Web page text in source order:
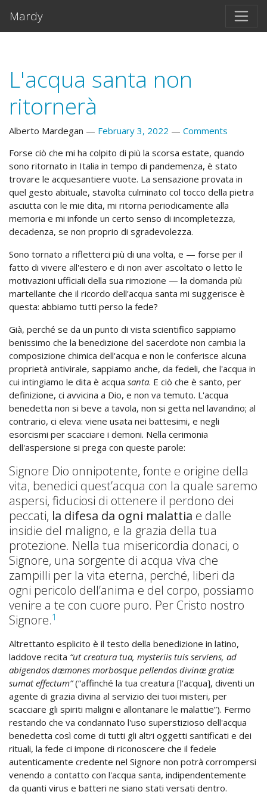
Mardy
L'acqua santa non
ritornerà
Alberto Mardegan February 3, 2022
Comments
Forse ciò che mi ha colpito di più la scorsa estate, quando
sono ritornato in Italia in tempo di pandemenza, è stato
trovare le acquesantiere vuote. La sensazione provata in
quel gesto abituale, stavolta culminato col tocco della pietra
asciutta con le mie dita, mi ritorna periodicamente alla
memoria e mi infonde un certo senso di incompletezza,
decadenza, se non proprio di sgradevolezza.
Sono tornato a rifletterci più di una volta, e — forse per il
fatto di vivere all'estero e di non aver ascoltato o letto le
motivazioni ufficiali della sua rimozione — la domanda più
martellante che il ricordo dell'acqua santa mi suggerisce è
questa: abbiamo tutti perso la fede?
Già, perché se da un punto di vista scientifico sappiamo
benissimo che la benedizione del sacerdote non cambia la
composizione chimica dell'acqua e non le conferisce alcuna
proprietà antivirale, sappiamo anche, da fedeli, che l'acqua in
cui intingiamo le dita è acqua santa. E ciò che è santo, per
definizione, ci avvicina a Dio, e non va temuto. L'acqua
benedetta non si beve a tavola, non si getta nel lavandino; al
contrario, ci eleva: viene usata nei battesimi, e negli
esorcismi per scacciare i demoni. Nella cerimonia
dell'aspersione si prega con queste parole:
Signore Dio onnipotente, fonte e origine della
vita, benedici quest’acqua con la quale saremo
aspersi, fiduciosi di ottenere il perdono dei
peccati, la difesa da ogni malattia e dalle
insidie del maligno, e la grazia della tua
protezione. Nella tua misericordia donaci, o
Signore, una sorgente di acqua viva che
zampilli per la vita eterna, perché, liberi da
ogni pericolo dell’anima e del corpo, possiamo
venire a te con cuore puro. Per Cristo nostro
Signore.1
Altrettanto esplicito è il testo della benedizione in latino,
laddove recita “ut creatura tua, mysteriis tuis serviens, ad
abigendos dæmones morbosque pellendos divinæ gratiæ
sumat effectum”(“affinché la tua creatura [l'acqua], diventi un
agente di grazia divina al servizio dei tuoi misteri, per
scacciare gli spiriti maligni e allontanare le malattie”). Fermo
restando che va condannato l'uso superstizioso dell'acqua
benedetta così come di tutti gli altri oggetti santificati e dei
rituali, la fede ci impone di riconoscere che il fedele
autenticamente credente nel Signore non potrà corrompersi
venendo a contatto con l'acqua santa, indipendentemente
da quanti virus e batteri ne siano stati versati dentro.